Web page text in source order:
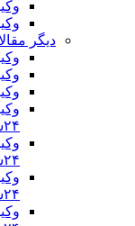
وکیل
وکیل
دیگر مقالات
وکیل
وکیل
وکیل
وکیل
وکیل
وکیل
وکیل